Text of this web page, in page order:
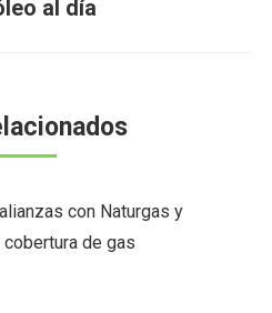
al día
con Naturgas y
de gas